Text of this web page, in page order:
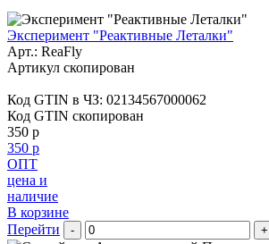
Эксперимент "Реактивные Леталки"
Арт.: ReaFly
Артикул скопирован
Код GTIN в ЧЗ: 02134567000062
Код GTIN скопирован
350 р
350 р
ОПТ
цена и
наличие
В корзине
Перейти
- +